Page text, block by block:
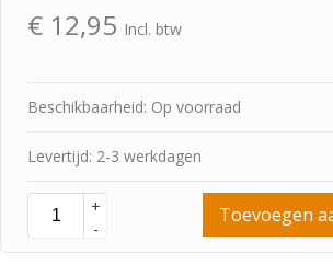
€ 12,95 Incl. btw
Beschikbaarheid: Op voorraad
Levertijd: 2-3 werkdagen
+
-
Toevoegen